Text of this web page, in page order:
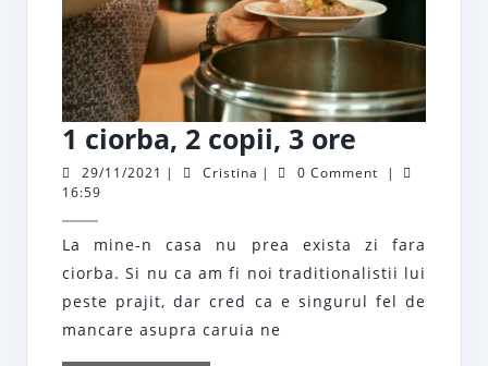
1 ciorba, 2 copii, 3 ore
ciorba,
copii,
3
ore
29/11/2021 29/11/2021
| Cristina Cristina
| 0 Comment
|
16:59
La mine-n casa nu prea exista zi fara
ciorba. Si nu ca am fi noi traditionalistii lui
peste prajit, dar cred ca e singurul fel de
mancare asupra caruia ne